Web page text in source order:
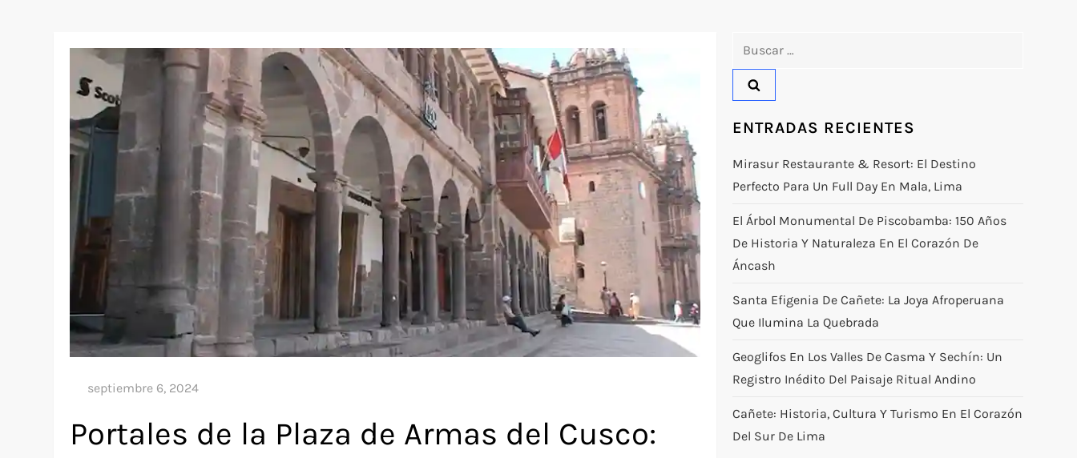
Portales de la Plaza de Armas del Cusco:
ENTRADAS RECIENTES
Mirasur Restaurante & Resort: El Destino
Perfecto Para Un Full Day En Mala, Lima
El Árbol Monumental De Piscobamba: 150 Años
De Historia Y Naturaleza En El Corazón De
Áncash
Santa Efigenia De Cañete: La Joya Afroperuana
Que Ilumina La Quebrada
Geoglifos En Los Valles De Casma Y Sechín: Un
Registro Inédito Del Paisaje Ritual Andino
Cañete: Historia, Cultura Y Turismo En El Corazón
Del Sur De Lima